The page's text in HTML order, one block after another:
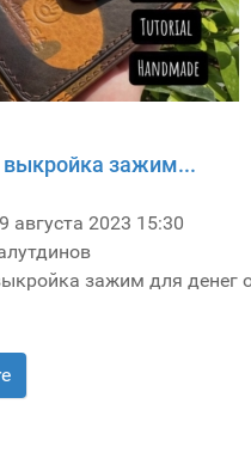
выкройка зажим...
августа 2023 15:30
зажим для денег